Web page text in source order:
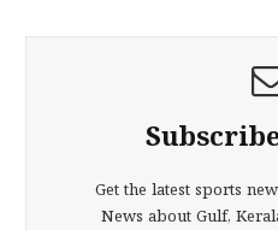
Get the latest sports
News about Gulf,